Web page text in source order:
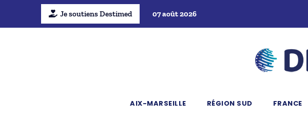
Je soutiens Destimed 07 août 2026
AIX-MARSEILLE RÉGION SUD FRANCE